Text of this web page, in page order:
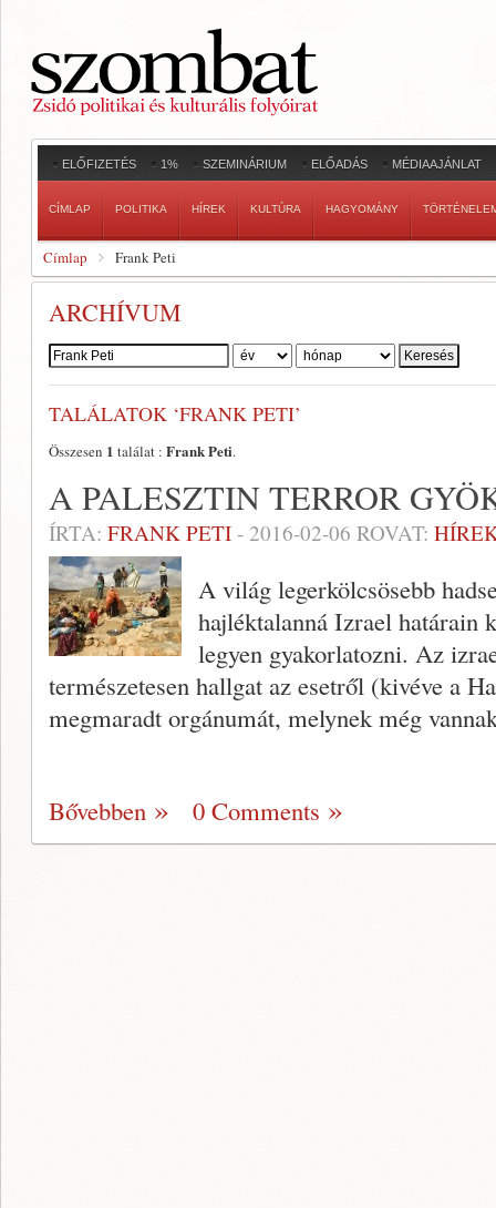
ELŐFIZETÉS 1% SZEMINÁRIUM ELŐADÁS MÉDIAAJÁNLAT
CÍMLAP POLITIKA HÍREK KULTÚRA HAGYOMÁNY
Címlap Frank Peti
ARCHÍVUM
Szerző:
TALÁLATOK ‘FRANK PETI’
Összesen 1 találat : Frank Peti.
A PALESZTIN TERROR
ÍRTA: FRANK PETI - 2016-02-06 ROVAT:
A világ legerkölcsösebb
hajléktalanná Izrael határain
legyen gyakorlatozni. Az
természetesen hallgat az esetről (kivéve a
megmaradt orgánumát, melynek még
Bővebben 0 Comments